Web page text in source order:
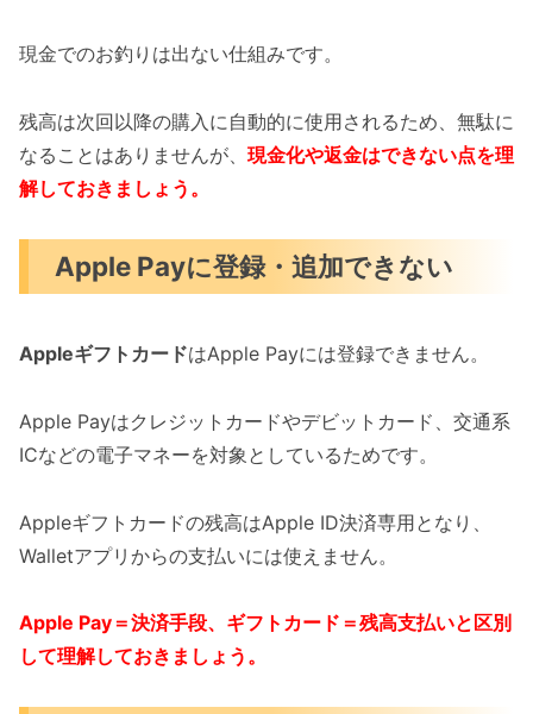
現金でのお釣りは出ない仕組みです。
残高は次回以降の購入に自動的に使用されるため、無駄に
なることはありませんが、 現金化や返金はできない点を理
解しておきましょう。
Apple Payに登録・追加できない
AppleギフトカードはApple Payには登録できません。
Apple Payはクレジットカードやデビットカード、交通系
ICなどの電子マネーを対象としているためです。
Appleギフトカードの残高はApple ID決済専用となり、
Walletアプリからの支払いには使えません。
Apple Pay＝決済手段、ギフトカード＝残高支払いと区別
して理解しておきましょう。